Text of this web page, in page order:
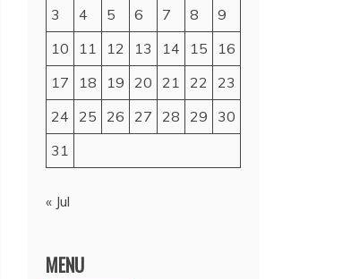
3
4 5 6 7 8
9
10
11 12 13 14 15
16
17
18 19 20 21 22
23
24
25 26 27 28 29
30
31
« Jul
MENU